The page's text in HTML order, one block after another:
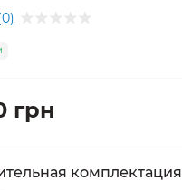
грн
комплектация